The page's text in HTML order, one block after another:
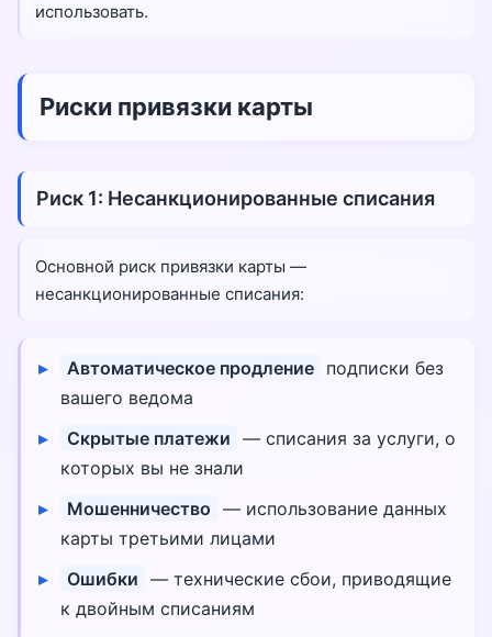
использовать.
Риски привязки карты
Риск 1: Несанкционированные списания
Основной риск привязки карты —
несанкционированные списания:
Автоматическое продление подписки без
вашего ведома
Скрытые платежи — списания за услуги, о
которых вы не знали
Мошенничество — использование данных
карты третьими лицами
Ошибки — технические сбои, приводящие
к двойным списаниям